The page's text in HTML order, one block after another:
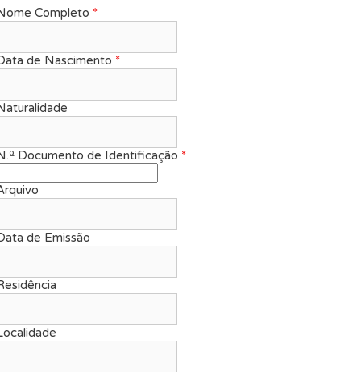
Completo *
de Nascimento *
Documento de Identificação *
de Emissão